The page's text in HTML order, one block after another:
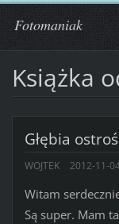
Fotomaniak
Książka
Głębia
WOJTEK 2012-11-
Witam
Są super. Mam